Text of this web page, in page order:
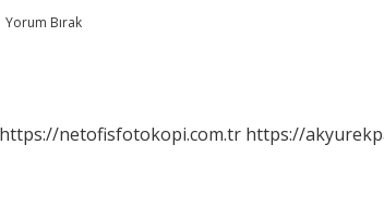
Yorum Bırak
https://netofisfotokopi.com.tr https://